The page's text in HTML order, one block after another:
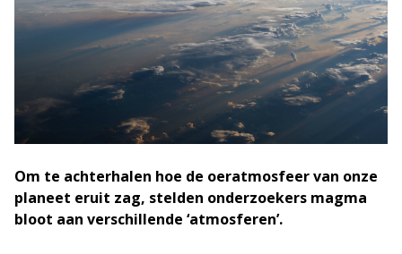
Om te achterhalen hoe de oeratmosfeer van onze
planeet eruit zag, stelden onderzoekers magma
bloot aan verschillende ‘atmosferen’.